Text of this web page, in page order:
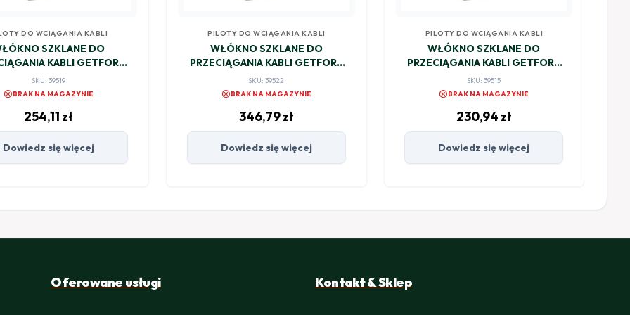
DO WCIĄGANIA KABLI
SZKLANE DO
KABLI GETFORT
6mm/50m
SKU: 39519
cancelBRAK NA MAGAZYNIE
254,11 zł
Dowiedz się więcej
PILOTY DO WCIĄGANIA KABLI
WŁÓKNO SZKLANE DO
PRZECIĄGANIA KABLI GETFORT
8mm/50m
SKU: 39522
cancelBRAK NA MAGAZYNIE
346,79zł
Dowiedz się więcej
PILOTY DO WCIĄGANIA KABLI
WŁÓKNO SZKLANE DO
PRZECIĄGANIA KABLI GETFORT
4,5mm/100m
SKU: 39515
cancelBRAK NA MAGAZYNIE
230,94 zł
Dowiedz się więcej
Oferowane usługi Kontakt & Sklep